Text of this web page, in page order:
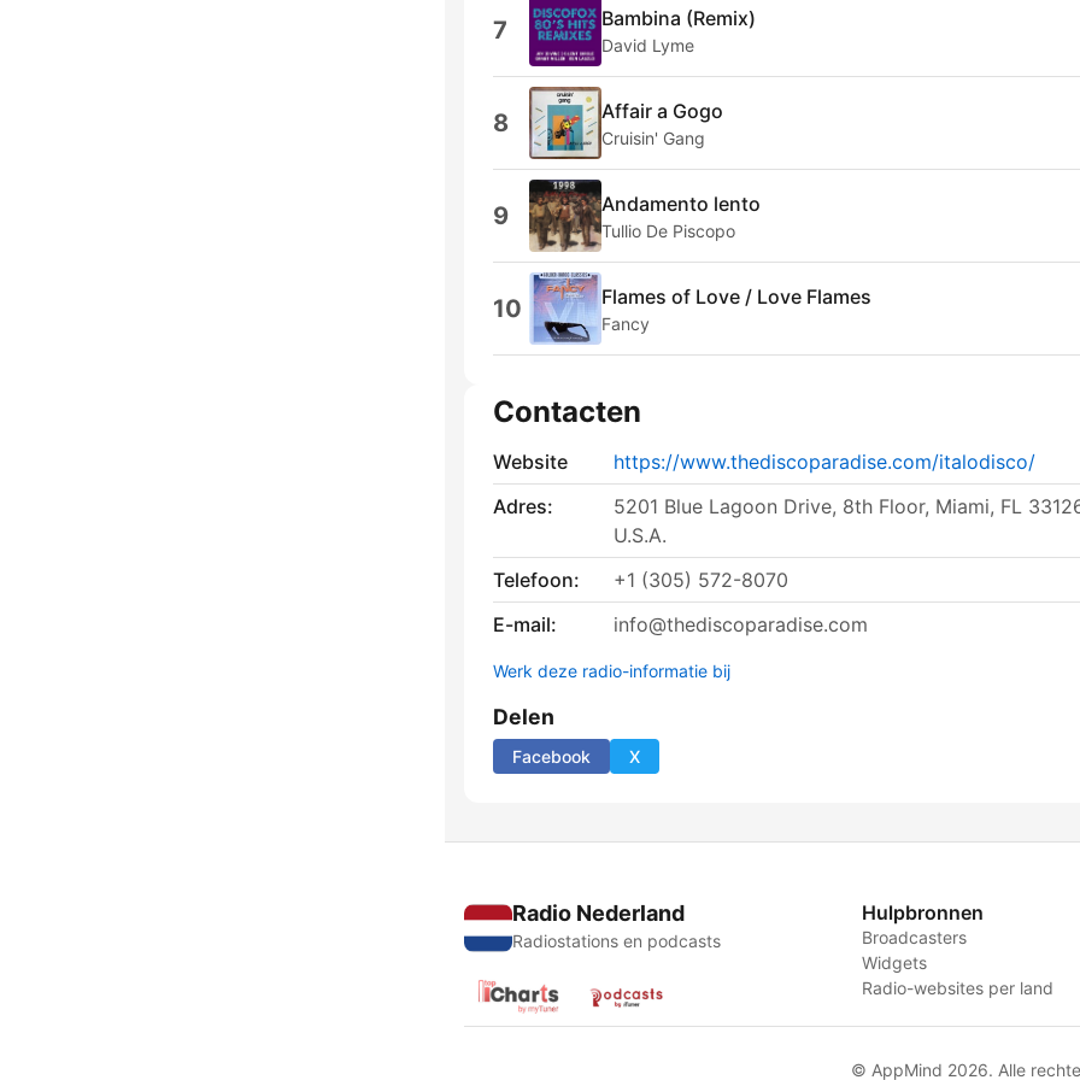
7 Bambina (Remix)
David Lyme
8 Affair a Gogo
Cruisin' Gang
9 Andamento lento
Tullio De Piscopo
10 Flames of Love / Love Flames
Fancy
Contacten
Website
https://www.thediscoparadise.com/italodisco/
Adres:
5201 Blue Lagoon Drive, 8th Floor, Miami, FL
U.S.A.
Telefoon:
+1 (305) 572-8070
E-mail:
info@thediscoparadise.com
Werk deze radio-informatie bij
Delen
Facebook X
Radio Nederland
Radiostations en podcasts
Hulpbronnen
Broadcasters
Widgets
Radio-websites per land
© AppMind 2026. Alle